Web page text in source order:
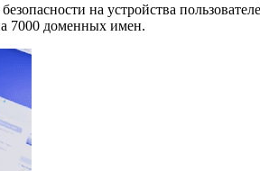
на устройства
7000 доменных имен.